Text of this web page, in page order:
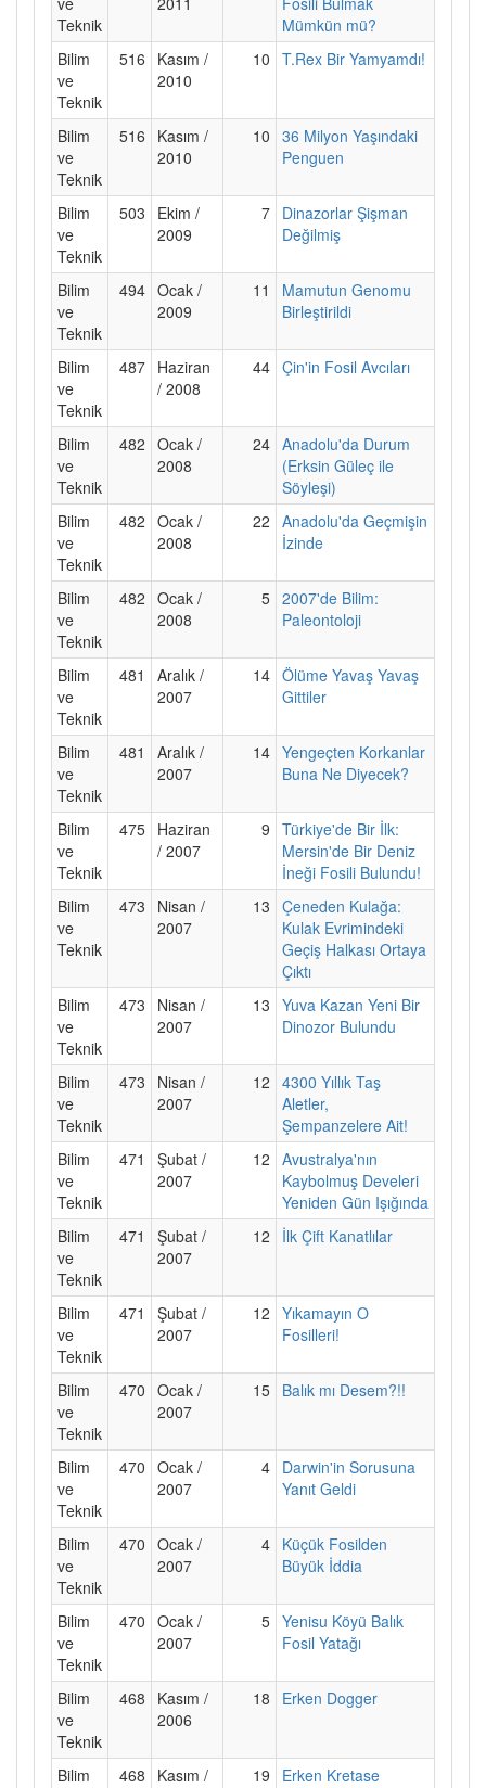
Teknik
Mümkün mü?
Bilim
ve
Teknik
516
Kasım /
2010
10 T.Rex Bir Yamyamdı!
Bilim
ve
Teknik
516
Kasım /
2010
10 36 Milyon Yaşındaki
Penguen
Bilim
ve
Teknik
503
Ekim /
2009
7 Dinazorlar Şişman
Değilmiş
Bilim
ve
Teknik
494 Ocak /
2009
11
Mamutun Genomu
Birleştirildi
Bilim
ve
Teknik
487 Haziran
/ 2008
44 Çin'in Fosil Avcıları
Bilim
ve
Teknik
482 Ocak /
2008
24 Anadolu'da Durum
(Erksin Güleç ile
Söyleşi)
Bilim
ve
Teknik
482 Ocak /
2008
22 Anadolu'da Geçmişin
İzinde
Bilim
ve
Teknik
482 Ocak /
2008
5 2007'de Bilim:
Paleontoloji
Bilim
ve
Teknik
481
Aralık /
2007
14 Ölüme Yavaş Yavaş
Gittiler
Bilim
ve
Teknik
481
Aralık /
2007
14 Yengeçten Korkanlar
Buna Ne Diyecek?
Bilim
ve
Teknik
475 Haziran
/ 2007
9 Türkiye'de Bir İlk:
Mersin'de Bir Deniz
İneği Fosili Bulundu!
Bilim
ve
Teknik
473
Nisan /
2007
13 Çeneden Kulağa:
Kulak Evrimindeki
Geçiş Halkası Ortaya
Çıktı
Bilim
ve
Teknik
473
Nisan /
2007
13 Yuva Kazan Yeni Bir
Dinozor Bulundu
Bilim
ve
Teknik
473
Nisan /
2007
12 4300 Yıllık Taş
Aletler,
Şempanzelere Ait!
Bilim
ve
Teknik
471
Şubat /
2007
12 Avustralya'nın
Kaybolmuş Develeri
Yeniden Gün Işığında
Bilim
ve
Teknik
471
Şubat /
2007
12 İlk Çift Kanatlılar
Bilim
ve
Teknik
471
Şubat /
2007
12 Yıkamayın O
Fosilleri!
Bilim
ve
Teknik
470 Ocak /
2007
15 Balık mı Desem?!!
Bilim
ve
Teknik
470 Ocak /
2007
4 Darwin'in Sorusuna
Yanıt Geldi
Bilim
ve
Teknik
470 Ocak /
2007
4 Küçük Fosilden
Büyük İddia
Bilim
ve
Teknik
470 Ocak /
2007
5 Yenisu Köyü Balık
Fosil Yatağı
Bilim
ve
Teknik
468
Kasım /
2006
18 Erken Dogger
Bilim
468
Kasım /
19 Erken Kretase